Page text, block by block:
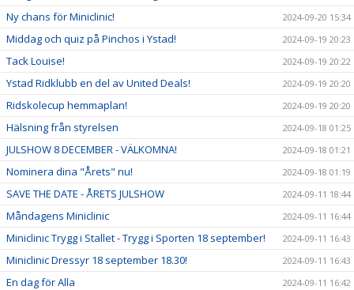
Ny chans för Miniclinic! 2024-09-20 15:34
Middag och quiz på Pinchos i Ystad! 2024-09-19 20:23
Tack Louise! 2024-09-19 20:22
Ystad Ridklubb en del av United Deals! 2024-09-19 20:20
Ridskolecup hemmaplan! 2024-09-19 20:20
Hälsning från styrelsen 2024-09-18 01:25
JULSHOW 8 DECEMBER - VÄLKOMNA! 2024-09-18 01:21
Nominera dina "Årets" nu! 2024-09-18 01:19
SAVE THE DATE - ÅRETS JULSHOW 2024-09-11 18:44
Måndagens Miniclinic 2024-09-11 16:44
Miniclinic Trygg i Stallet - Trygg i Sporten 18 september! 2024-09-11 16:43
Miniclinic Dressyr 18 september 18.30! 2024-09-11 16:43
En dag för Alla 2024-09-11 16:42